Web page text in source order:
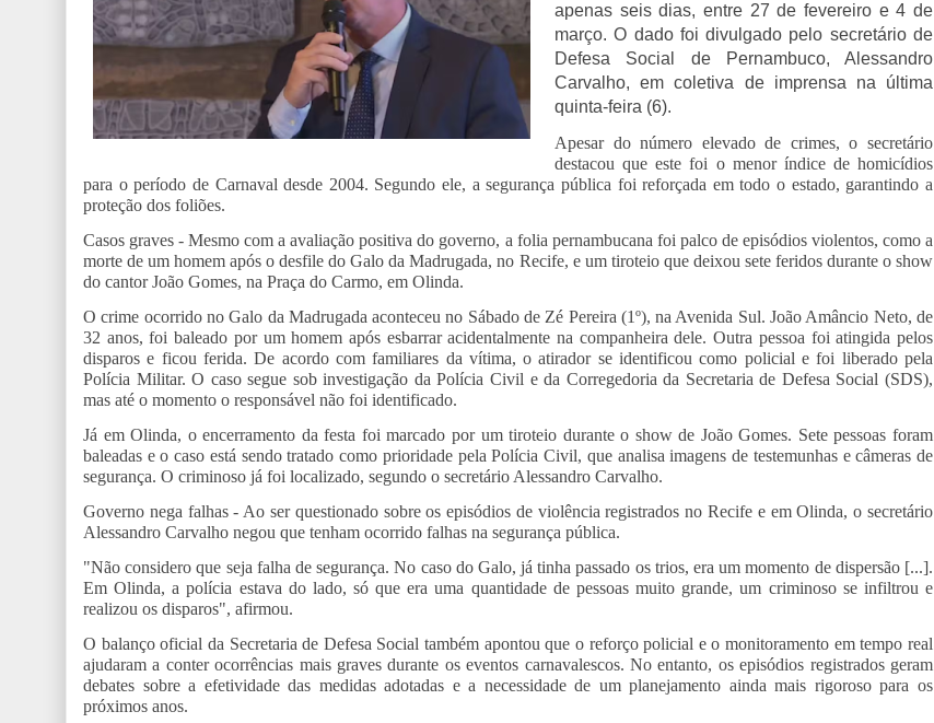
apenas seis dias, entre 27 de fevereiro e 4 de
março. O dado foi divulgado pelo secretário de
Defesa Social de Pernambuco, Alessandro
Carvalho, em coletiva de imprensa na última
quinta-feira (6).
Apesar do número elevado de crimes, o secretário
destacou que este foi o menor índice de homicídios
para o período de Carnaval desde 2004. Segundo ele, a segurança pública foi reforçada em todo o estado, garantindo a
proteção dos foliões.
Casos graves - Mesmo com a avaliação positiva do governo, a folia pernambucana foi palco de episódios violentos, como a
morte de um homem após o desfile do Galo da Madrugada, no Recife, e um tiroteio que deixou sete feridos durante o show
do cantor João Gomes, na Praça do Carmo, em Olinda.
O crime ocorrido no Galo da Madrugada aconteceu no Sábado de Zé Pereira (1º), na Avenida Sul. João Amâncio Neto, de
32 anos, foi baleado por um homem após esbarrar acidentalmente na companheira dele. Outra pessoa foi atingida pelos
disparos e ficou ferida. De acordo com familiares da vítima, o atirador se identificou como policial e foi liberado pela
Polícia Militar. O caso segue sob investigação da Polícia Civil e da Corregedoria da Secretaria de Defesa Social (SDS),
mas até o momento o responsável não foi identificado.
Já em Olinda, o encerramento da festa foi marcado por um tiroteio durante o show de João Gomes. Sete pessoas foram
baleadas e o caso está sendo tratado como prioridade pela Polícia Civil, que analisa imagens de testemunhas e câmeras de
segurança. O criminoso já foi localizado, segundo o secretário Alessandro Carvalho.
Governo nega falhas - Ao ser questionado sobre os episódios de violência registrados no Recife e em Olinda, o secretário
Alessandro Carvalho negou que tenham ocorrido falhas na segurança pública.
"Não considero que seja falha de segurança. No caso do Galo, já tinha passado os trios, era um momento de dispersão [...].
Em Olinda, a polícia estava do lado, só que era uma quantidade de pessoas muito grande, um criminoso se infiltrou e
realizou os disparos", afirmou.
O balanço oficial da Secretaria de Defesa Social também apontou que o reforço policial e o monitoramento em tempo real
ajudaram a conter ocorrências mais graves durante os eventos carnavalescos. No entanto, os episódios registrados geram
debates sobre a efetividade das medidas adotadas e a necessidade de um planejamento ainda mais rigoroso para os
próximos anos.